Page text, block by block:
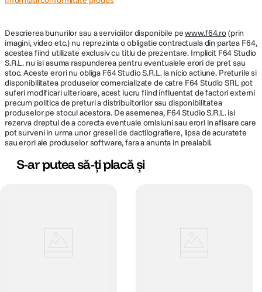
Descrierea bunurilor sau a serviciilor disponibile pewww.f64.ro(prin
imagini, video etc.) nu reprezinta o obligatie contractuala din partea F64,
acestea fiind utilizate exclusiv cu titlu de prezentare. Implicit F64 Studio
S.R.L. nu isi asuma raspunderea pentru eventualele erori de pret sau
stoc. Aceste erori nu obliga F64 Studio S.R.L. la nicio actiune. Preturile si
disponibilitatea produselor comercializate de catre F64 Studio SRL pot
suferi modificari ulterioare, acest lucru fiind influentat de factori externi
precum politica de preturi a distribuitorilor sau disponibilitatea
produselor pe stocul acestora. De asemenea, F64 Studio S.R.L. isi
rezerva dreptul de a corecta eventuale omisiuni sau erori in afisare care
pot surveni in urma unor greseli de dactilografiere, lipsa de acuratete
sau erori ale produselor software, fara a anunta in prealabil.
S-ar putea să-ți placă și